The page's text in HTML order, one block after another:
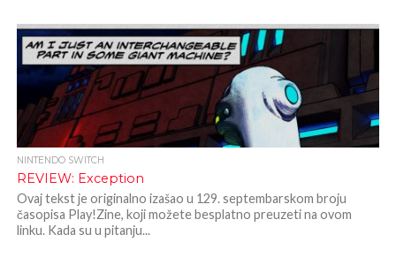
NINTENDO SWITCH
REVIEW: Exception
Ovaj tekst je originalno izašao u 129. septembarskom broju
časopisa Play!Zine, koji možete besplatno preuzeti na ovom
linku. Kada su u pitanju...